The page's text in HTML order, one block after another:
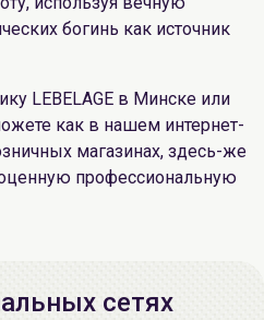
богинь как источник
LEBELAGE в Минске или
как в нашем интернет-
магазинах, здесь-же
профессиональную
сетях